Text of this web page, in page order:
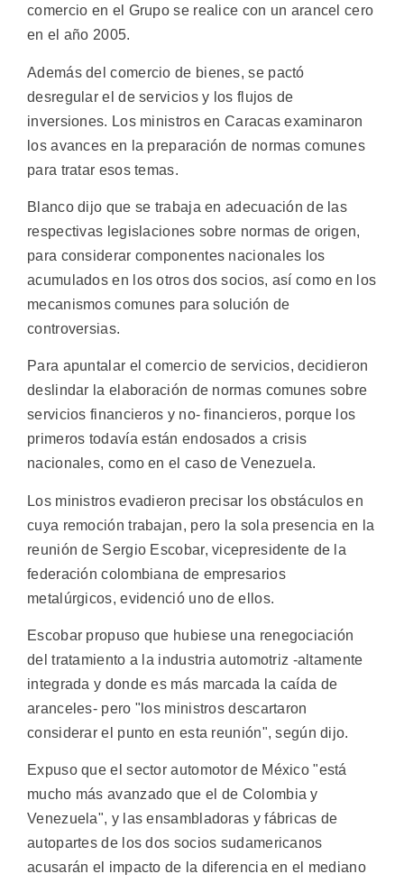
comercio en el Grupo se realice con un arancel cero
en el año 2005.
Además del comercio de bienes, se pactó
desregular el de servicios y los flujos de
inversiones. Los ministros en Caracas examinaron
los avances en la preparación de normas comunes
para tratar esos temas.
Blanco dijo que se trabaja en adecuación de las
respectivas legislaciones sobre normas de origen,
para considerar componentes nacionales los
acumulados en los otros dos socios, así como en los
mecanismos comunes para solución de
controversias.
Para apuntalar el comercio de servicios, decidieron
deslindar la elaboración de normas comunes sobre
servicios financieros y no- financieros, porque los
primeros todavía están endosados a crisis
nacionales, como en el caso de Venezuela.
Los ministros evadieron precisar los obstáculos en
cuya remoción trabajan, pero la sola presencia en la
reunión de Sergio Escobar, vicepresidente de la
federación colombiana de empresarios
metalúrgicos, evidenció uno de ellos.
Escobar propuso que hubiese una renegociación
del tratamiento a la industria automotriz -altamente
integrada y donde es más marcada la caída de
aranceles- pero "los ministros descartaron
considerar el punto en esta reunión", según dijo.
Expuso que el sector automotor de México "está
mucho más avanzado que el de Colombia y
Venezuela", y las ensambladoras y fábricas de
autopartes de los dos socios sudamericanos
acusarán el impacto de la diferencia en el mediano